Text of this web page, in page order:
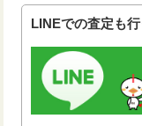
LINEでの査定も